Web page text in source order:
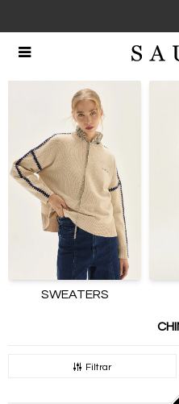

CANJEÁ TUS
SWEATERS
Filtrar